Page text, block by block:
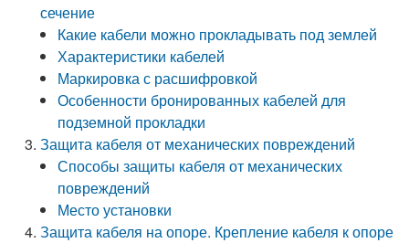
сечение
Какие кабели можно прокладывать под землей
Характеристики кабелей
Маркировка с расшифровкой
Особенности бронированных кабелей для
подземной прокладки
Защита кабеля от механических повреждений
Способы защиты кабеля от механических
повреждений
Место установки
Защита кабеля на опоре. Крепление кабеля к опоре